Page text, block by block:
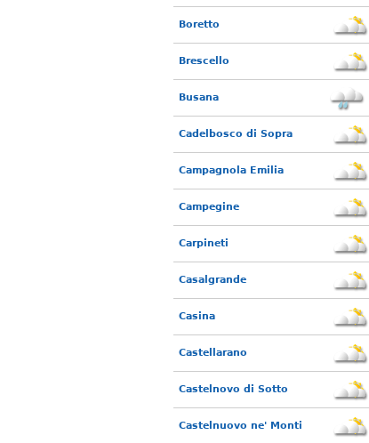
Boretto
Brescello
Busana
Cadelbosco di Sopra
Campagnola Emilia
Campegine
Carpineti
Casalgrande
Casina
Castellarano
Castelnovo di Sotto
Castelnuovo ne' Monti